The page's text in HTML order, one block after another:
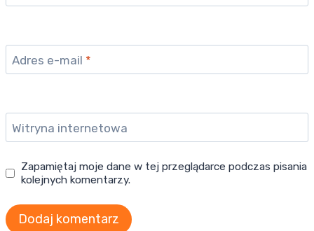
Adres e-mail *
Witryna internetowa
Zapamiętaj moje dane w tej przeglądarce podczas pisania
kolejnych komentarzy.